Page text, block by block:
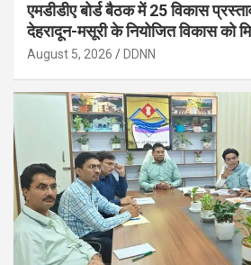
एमडीडीए बोर्ड बैठक में 25 विकास
देहरादून-मसूरी के नियोजित विकास को
August 5, 2026 DDNN